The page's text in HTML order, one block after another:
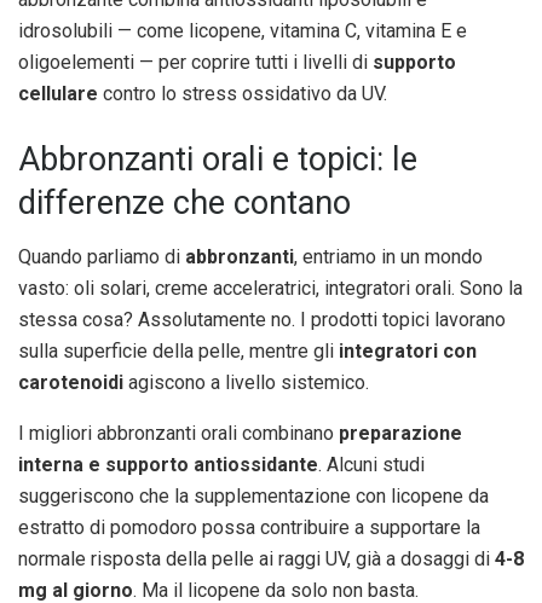
idrosolubili — come licopene, vitamina C, vitamina E e
oligoelementi — per coprire tutti i livelli di supporto
cellulare contro lo stress ossidativo da UV.
Abbronzanti orali e topici: le
differenze che contano
Quando parliamo di abbronzanti, entriamo in un mondo
vasto: oli solari, creme acceleratrici, integratori orali. Sono la
stessa cosa? Assolutamente no. I prodotti topici lavorano
sulla superficie della pelle, mentre gli integratori con
carotenoidi agiscono a livello sistemico.
I migliori abbronzanti orali combinano preparazione
interna e supporto antiossidante. Alcuni studi
suggeriscono che la supplementazione con licopene da
estratto di pomodoro possa contribuire a supportare la
normale risposta della pelle ai raggi UV, già a dosaggi di 4-8
mg al giorno. Ma il licopene da solo non basta.